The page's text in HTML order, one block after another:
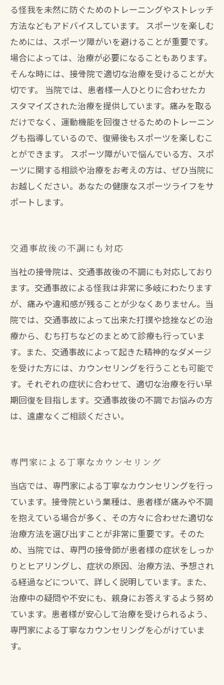
る怪我を未然に防ぐためのトレーニングやストレッチ
方法などもアドバイスしています。 スポーツを楽しむ
ためには、スポーツ障がいを避けることが重要です。
場合によっては、治療が必要になることもあります。
そんな時には、接骨院で適切な治療を受けることが大
切です。 当院では、患者様一人ひとりに合わせたカ
スタマイズされた治療を提供しています。痛みを取る
だけでなく、運動機能を回復させるためのトレーニン
グも指導しているので、復帰後もスポーツを楽しむこ
とができます。 スポーツ障がいで悩んでいる方、スポ
ーツに関する相談や治療をお考えの方は、ぜひ当院に
お越しください。あなたの健康なスポーツライフをサ
ポートします。
交通事故後の不調にも対応
当社の接骨院は、交通事故後の不調にも対応しており
ます。交通事故による怪我は非常に多岐にわたります
が、痛みや違和感が残ることが少なくありません。当
院では、交通事故によって出来た打撲や捻挫などの治
療から、むち打ちなどのまとめて診療も行っていま
す。また、交通事故によって起きた精神的なダメージ
を受けた方には、カウンセリングを行うことも可能で
す。それぞれの症状に合わせて、適切な治療を行い早
期回復を目指します。交通事故後の不調でお悩みの方
は、遠慮なくご相談ください。
専門家による丁寧なカウンセリング
当店では、専門家による丁寧なカウンセリングを行っ
ています。接骨院という業種は、患者様が痛みや不調
を抱えている場合が多く、その方々に合わせた適切な
治療方法を選び出すことが非常に重要です。そのた
め、当院では、専門の接骨師が患者様の症状をしっか
りとヒアリングし、症状の原因、治療方法、予想され
る経過などについて、詳しく説明しています。また、
治療中の疑問や不安にも、親身にお答えするよう努め
ています。患者様が安心して治療を受けられるよう、
専門家による丁寧なカウンセリングを心がけていま
す。